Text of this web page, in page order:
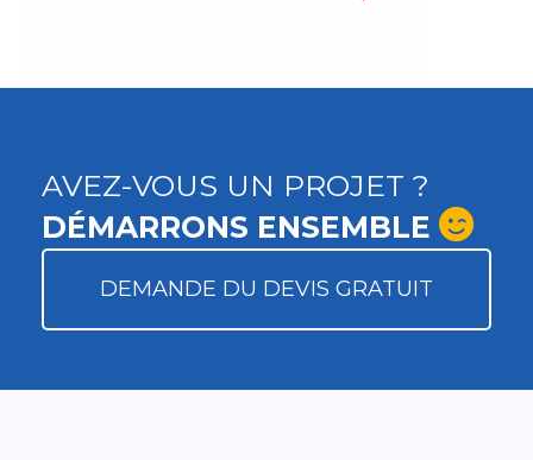
AVEZ-VOUS UN PROJET ?
DÉMARRONS ENSEMBLE
DEMANDE DU DEVIS GRATUIT